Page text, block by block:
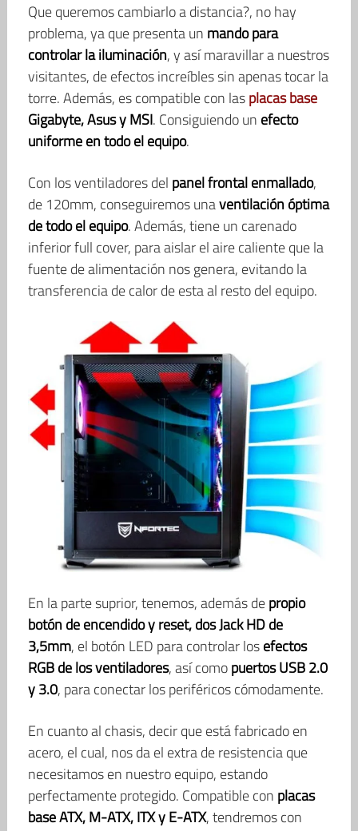
Que queremos cambiarlo a distancia?, no hay
problema, ya que presenta un mando para
controlar la iluminación, y así maravillar a nuestros
visitantes, de efectos increíbles sin apenas tocar la
torre. Además, es compatible con lasplacas base
Gigabyte, Asus y MSI. Consiguiendo un efecto
uniforme en todo el equipo.
Con los ventiladores del panel frontal enmallado,
de 120mm, conseguiremos unaventilación óptima
de todo el equipo. Además, tiene un carenado
inferior full cover, para aislar el aire caliente que la
fuente de alimentación nos genera, evitando la
transferencia de calor de esta al resto del equipo.
En la parte suprior, tenemos, además depropio
botón de encendido y reset, dos Jack HD de
3,5mm, el botón LED para controlar losefectos
RGB de los ventiladores, así comopuertos USB 2.0
y 3.0, para conectar los periféricos cómodamente.
En cuanto al chasis, decir que está fabricado en
acero, el cual, nos da el extra de resistencia que
necesitamos en nuestro equipo, estando
perfectamente protegido. Compatible con placas
base ATX, M-ATX, ITX y E-ATX, tendremos con